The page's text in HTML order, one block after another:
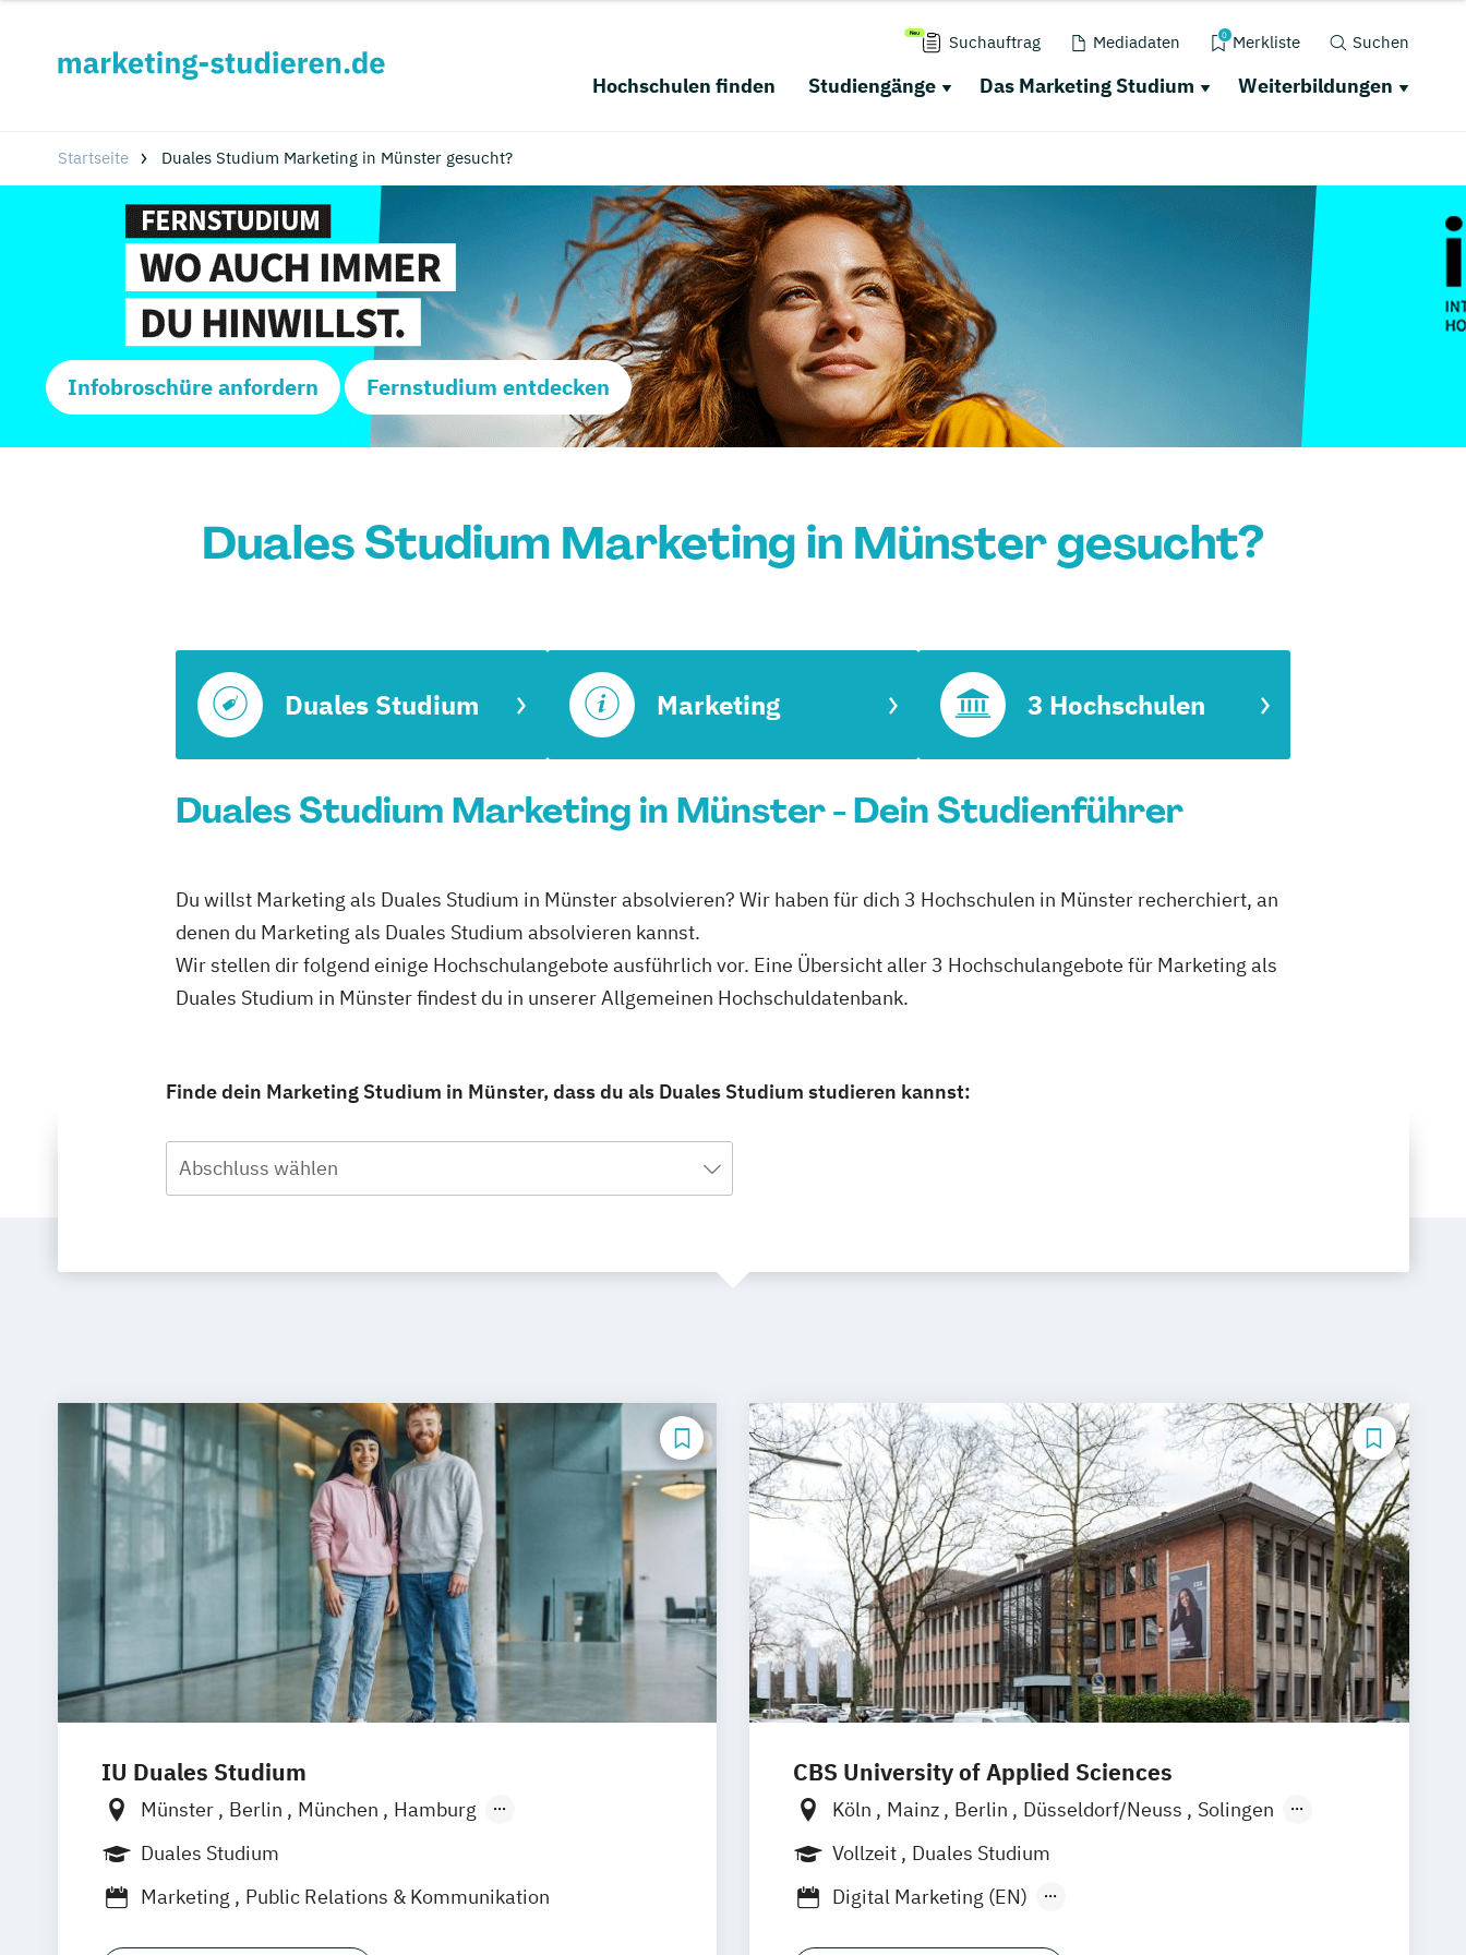
Suchauftrag Mediadaten 0 Merkliste Suchen
Hochschulen finden Studiengänge Das Marketing Studium Weiterbildungen
Startseite Duales Studium Marketing in Münster gesucht?
Infobroschüre anfordern Fernstudium entdecken
Duales Studium Marketing in Münster gesucht?
Duales Studium Marketing 3 Hochschulen
Duales Studium Marketing in Münster - Dein Studienführer
Du willst Marketing als Duales Studium in Münster absolvieren? Wir haben für dich 3 Hochschulen in Münster recherchiert, an
denen du Marketing als Duales Studium absolvieren kannst.
Wir stellen dir folgend einige Hochschulangebote ausführlich vor. Eine Übersicht aller 3 Hochschulangebote für Marketing als
Duales Studium in Münster findest du in unserer Allgemeinen Hochschuldatenbank.
Finde dein Marketing Studium in Münster, dass du als Duales Studium studieren kannst:
Abschluss wählen
IU Duales Studium
Münster Berlin München
Hamburg
Frankfurt am Main
Online-Campus Augsburg Bielefeld Braunschweig
Duales Studium
Marketing
Public Relations & Kommunikation
CBS University of Applied Sciences
Köln Mainz Berlin Düsseldorf/Neuss
Solingen
Hamburg
Rheine Rostock
Vollzeit
Duales Studium
Digital Marketing (EN)